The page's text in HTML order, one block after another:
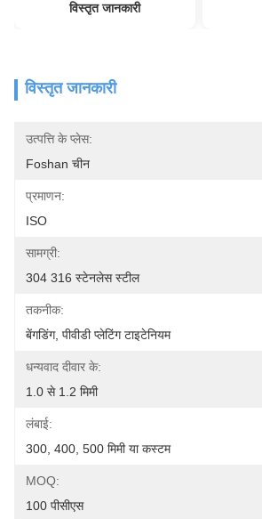
विस्तृत जानकारी
विस्तृत जानकारी
उत्पत्ति के प्लेस:
Foshan चीन
प्रमाणन:
ISO
सामग्री:
304 316 स्टेनलेस स्टील
तकनीक:
बेंगडिंग, पीवीडी प्लेटिंग टाइटेनियम
धन्यवाद दीवार के:
1.0 से 1.2 मिमी
लंबाई:
300, 400, 500 मिमी या कस्टम
MOQ:
100 पीसीएस